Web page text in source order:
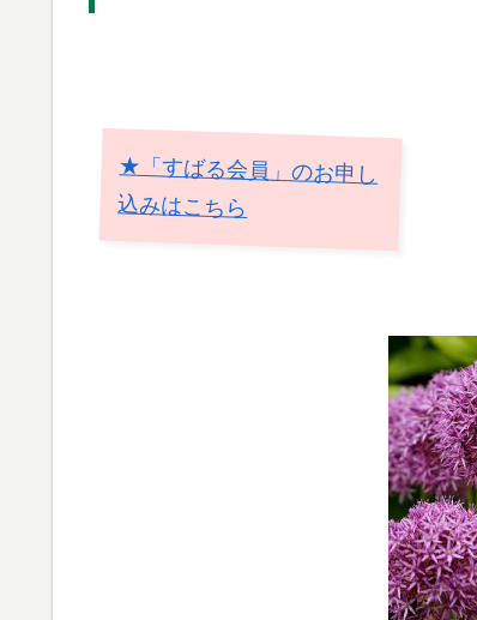
★「すばる会員」のお申し
込みはこちら